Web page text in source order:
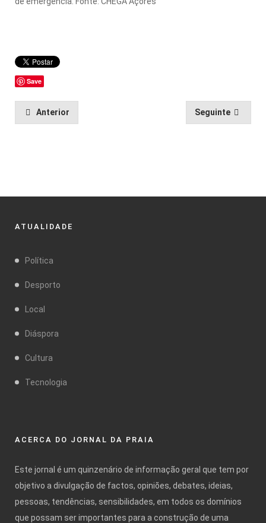
Save
Anterior Seguinte
ATUALIDADE
Política
Desporto
Local
Diáspora
Cultura
Tecnologia
ACERCA DO JORNAL DA PRAIA
Este jornal é um quinzenário de informação geral que tem por
objetivo a divulgação de factos, opiniões, debates, ideias,
pessoas, tendências, sensibilidades, em todos os domínios
que possam ser importantes para a construção de uma